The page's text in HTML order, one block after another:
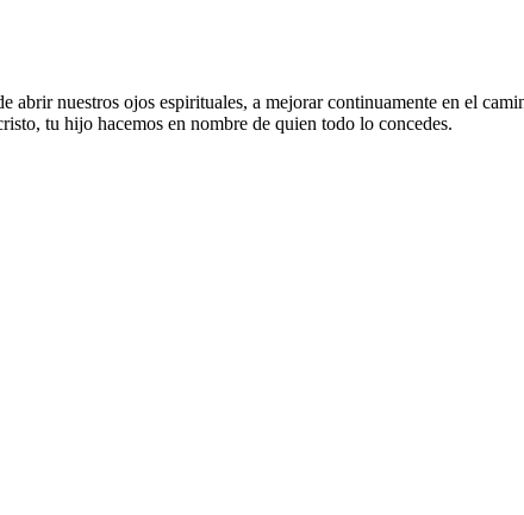
nuestros ojos espirituales, a mejorar continuamente en el
tu hijo hacemos en nombre de quien todo lo concedes.